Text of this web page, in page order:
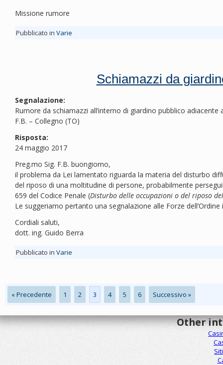
Missione rumore
Pubblicato in Varie
Schiamazzi da
Segnalazione:
Rumore da schiamazzi all’interno di giardino pubblico
F.B. – Collegno (TO)
Risposta:
24 maggio 2017
Preg.mo Sig. F.B. buongiorno,
il problema da Lei lamentato riguarda la materia del disturbo
del riposo di una moltitudine di persone, probabilmente
659 del Codice Penale (Disturbo delle occupazioni o del riposo
Le suggeriamo pertanto una segnalazione alle Forze
Cordiali saluti,
dott. ing. Guido Berra
Pubblicato in Varie
« Precedente 1 2 3 4 5 6 Successivo »
Other